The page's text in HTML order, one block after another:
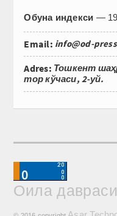
Обуна индекси —
Email: info@od-
Adres: Тошкент
тор кўчаси, 2-уй.
Оила